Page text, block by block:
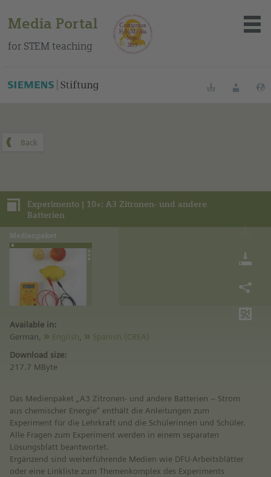
Media Portal
for STEM teaching
About the portal
Methods
Trainings
BookmarksLogin
Experimento | 10+: A3 Zitronen- und andere
Batterien
Available in:
German,
English,
Spanish (CREA)
Download size:
217.7 MByte
Das Medienpaket „A3 Zitronen- und andere Batterien – Strom
aus chemischer Energie“ enthält die Anleitungen zum
Experiment für die Lehrkraft und die Schülerinnen und Schüler.
Alle Fragen zum Experiment werden in einem separaten
Lösungsblatt beantwortet.
Ergänzend sind weiterführende Medien wie DFU-Arbeitsblätter
oder eine Linkliste zum Themenkomplex des Experiments
You can find this media package on our Spanish education